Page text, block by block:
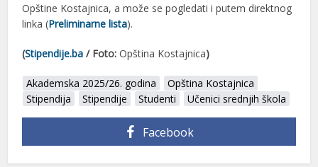
Opštine Kostajnica, a može se pogledati i putem direktnog
linka (Preliminarne lista).
(Stipendije.ba / Foto:Opština Kostajnica)
Akademska 2025/26. godina
Opština Kostajnica
Stipendija
Stipendije Studenti Učenici srednjih škola
Facebook